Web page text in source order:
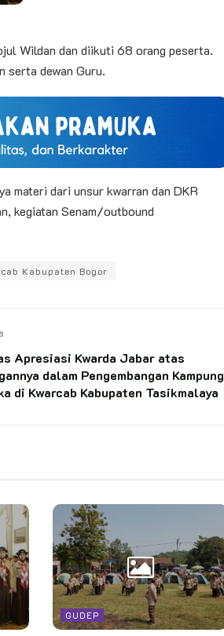
Wildan dan diikuti 68 orang peserta.
serta dewan Guru.
materi dari unsur kwarran dan DKR
kegiatan Senam/outbound
Kabupaten Bogor
Apresiasi Kwarda Jabar atas
dalam Pengembangan Kampung
di Kwarcab Kabupaten Tasikmalaya
GUDEP